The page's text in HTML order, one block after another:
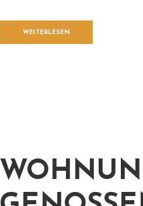
WEITERLESEN